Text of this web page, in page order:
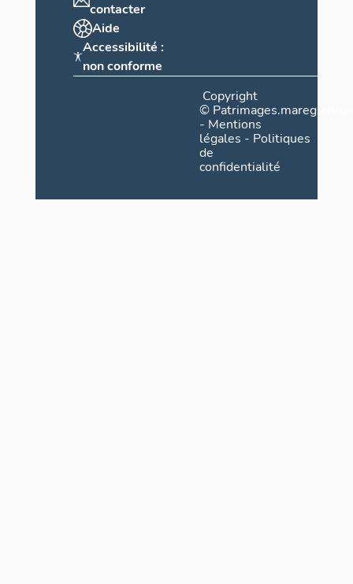
contacter
Aide
Accessibilité :
non conforme
Copyright
©
- Mentions
légales - Politiques
de
confidentialité